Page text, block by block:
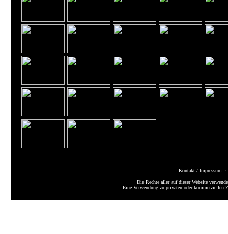
Kontakt / Impressum
Die Rechte aller auf dieser Website
Eine Verwendung zu privaten oder kommerziellen